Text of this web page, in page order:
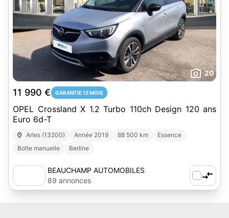
20
11 990 € GARANTIE 12 MOIS
OPEL Crossland X 1.2 Turbo 110ch Design 120 ans
Euro 6d-T
Arles (13200) Année 2019 88 500 km
Essence
Boîte manuelle
Berline
BEAUCHAMP AUTOMOBILES
89 annonces